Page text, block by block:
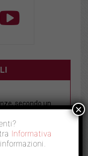
secondo un
Informativa
×